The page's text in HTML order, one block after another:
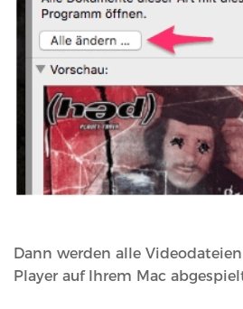
Dann werden alle
Player auf Ihrem Mac